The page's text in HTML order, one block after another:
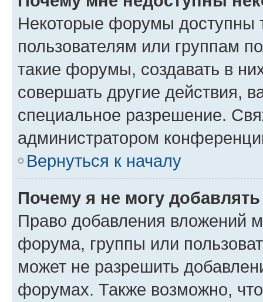
Некоторые форумы доступны
пользователям или группам
такие форумы, создавать в
совершать другие действия,
специальное разрешение.
администратором
Вернуться к началу
Почему я не могу
Право добавления вложений
форума, группы или
может не разрешить
форумах. Также возможно,